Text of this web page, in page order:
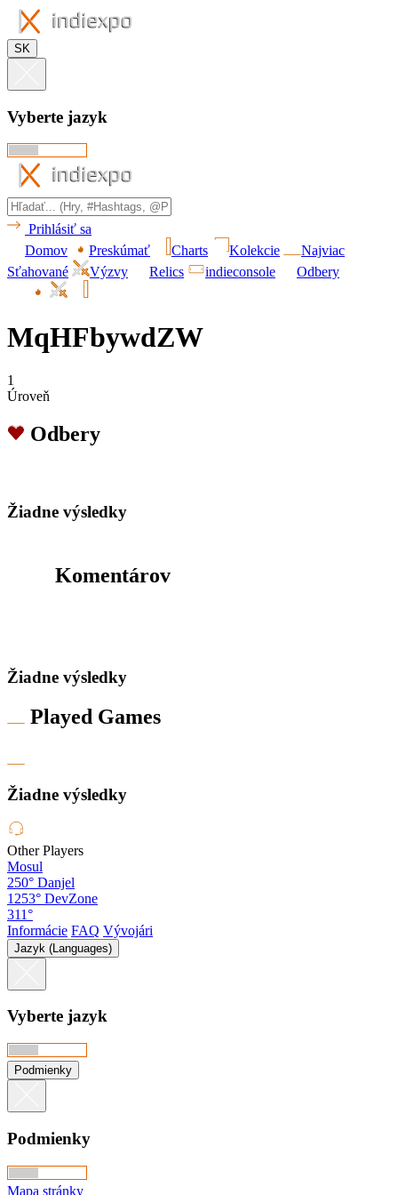
SK
Vyberte jazyk
Prihlásiť sa
Domov
Preskúmať Charts Kolekcie
Najviac
Sťahované
Výzvy Relics indieconsole Odbery
MqHFbywdZW
1
Úroveň
Odbery
Žiadne výsledky
Komentárov
Žiadne výsledky
Played Games
Žiadne výsledky
Other Players
Mosul
250° Danjel
1253° DevZone
311°
Informácie FAQ Vývojári
Jazyk (Languages)
Vyberte jazyk
Podmienky
Podmienky
Mapa stránky